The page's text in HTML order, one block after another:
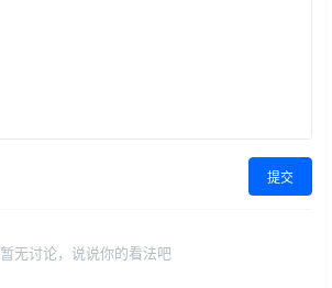
提交
暂无讨论，说说你的看法吧